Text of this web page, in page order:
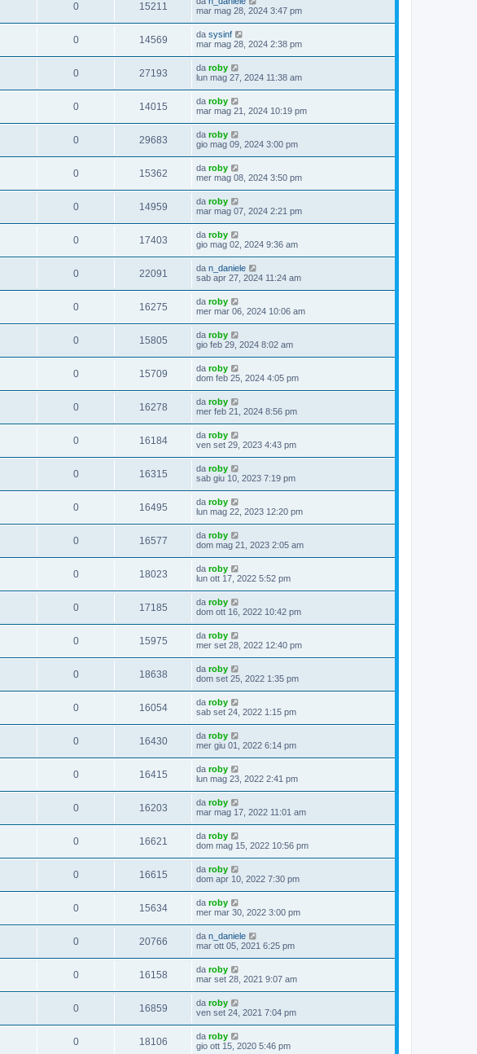
0 15211
mar mag 28, 2024 3:47 pm
0 14569 da sysinf
mar mag 28, 2024 2:38 pm
0 27193 da roby
lun mag 27, 2024 11:38 am
0 14015 da roby
mar mag 21, 2024 10:19 pm
0 29683 da roby
gio mag 09, 2024 3:00 pm
0 15362 da roby
mer mag 08, 2024 3:50 pm
0 14959 da roby
mar mag 07, 2024 2:21 pm
0 17403 da roby
gio mag 02, 2024 9:36 am
0 22091 da n_daniele
sab apr 27, 2024 11:24 am
0 16275 da roby
mer mar 06, 2024 10:06 am
0 15805 da roby
gio feb 29, 2024 8:02 am
0 15709 da roby
dom feb 25, 2024 4:05 pm
0 16278 da roby
mer feb 21, 2024 8:56 pm
0 16184 da roby
ven set 29, 2023 4:43 pm
0 16315 da roby
sab giu 10, 2023 7:19 pm
0 16495 da roby
lun mag 22, 2023 12:20 pm
0 16577 da roby
dom mag 21, 2023 2:05 am
0 18023 da roby
lun ott 17, 2022 5:52 pm
0 17185 da roby
dom ott 16, 2022 10:42 pm
0 15975 da roby
mer set 28, 2022 12:40 pm
0 18638 da roby
dom set 25, 2022 1:35 pm
0 16054 da roby
sab set 24, 2022 1:15 pm
0 16430 da roby
mer giu 01, 2022 6:14 pm
0 16415 da roby
lun mag 23, 2022 2:41 pm
0 16203 da roby
mar mag 17, 2022 11:01 am
0 16621 da roby
dom mag 15, 2022 10:56 pm
0 16615 da roby
dom apr 10, 2022 7:30 pm
0 15634 da roby
mer mar 30, 2022 3:00 pm
0 20766 da n_daniele
mar ott 05, 2021 6:25 pm
0 16158 da roby
mar set 28, 2021 9:07 am
0 16859 da roby
ven set 24, 2021 7:04 pm
0 18106 da roby
gio ott 15, 2020 5:46 pm